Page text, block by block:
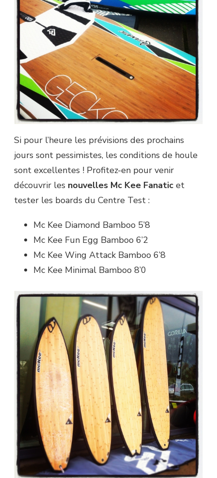
Si pour l’heure les prévisions des prochains
jours sont pessimistes, les conditions de houle
sont excellentes ! Profitez-en pour venir
découvrir les nouvelles Mc Kee Fanatic et
tester les boards du Centre Test :
Mc Kee Diamond Bamboo 5’8
Mc Kee Fun Egg Bamboo 6’2
Mc Kee Wing Attack Bamboo 6’8
Mc Kee Minimal Bamboo 8’0